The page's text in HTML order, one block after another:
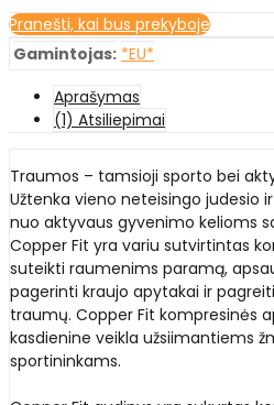
Pranešti, kai bus prekyboje
Gamintojas: *EU*
Aprašymas
(1) Atsiliepimai
Traumos – tamsioji sporto bei
Užtenka vieno neteisingo judesio
nuo aktyvaus gyvenimo kelioms
Copper Fit yra variu sutvirtintas
suteikti raumenims paramą,
pagerinti kraujo apytakai ir
traumų. Copper Fit kompresinės
kasdienine veikla užsiimantiems
sportininkams.